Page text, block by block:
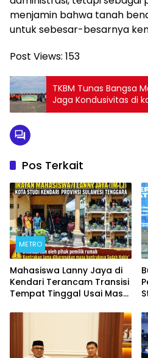
menjamin bahwa tanah
untuk sebesar-besarnya
Post Views: 153
TKBM Tunas Bangsa
Jaga Kondusivitas di
Kendari
Pos Terkait
METRO
Mahasiswa Lanny Jaya di
Kendari Terancam Transisi
Tempat Tinggal Usai Masa